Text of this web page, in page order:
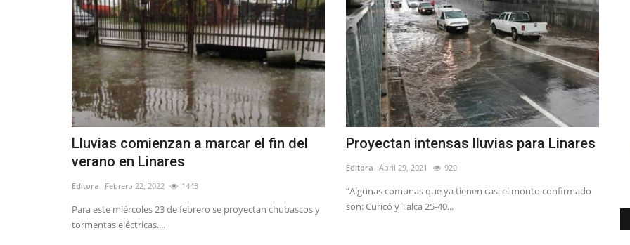
Lluvias comienzan a marcar el fin del
verano en Linares
Editora Febrero 22, 2022 1443
Para este miércoles 23 de febrero se proyectan chubascos y
tormentas eléctricas....
Proyectan intensas lluvias para Linares
Editora Abril 29, 2021 920
“Algunas comunas que ya tienen casi el monto confirmado
son: Curicó y Talca 25-40...